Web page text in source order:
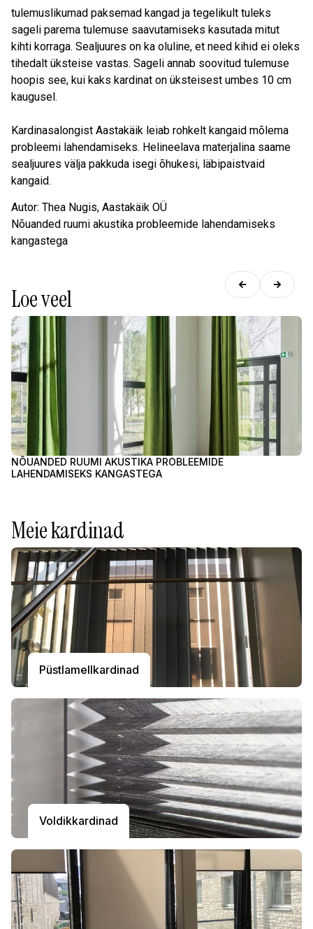
tulemuslikumad paksemad kangad ja tegelikult tuleks
sageli parema tulemuse saavutamiseks kasutada mitut
kihti korraga. Sealjuures on ka oluline, et need kihid ei oleks
tihedalt üksteise vastas. Sageli annab soovitud tulemuse
hoopis see, kui kaks kardinat on üksteisest umbes 10 cm
kaugusel.
Kardinasalongist Aastakäik leiab rohkelt kangaid mõlema
probleemi lahendamiseks. Helineelava materjalina saame
sealjuures välja pakkuda isegi õhukesi, läbipaistvaid
kangaid.
Autor: Thea Nugis, Aastakäik OÜ
Nõuanded ruumi akustika probleemide lahendamiseks
kangastega
Loe veel
NÕUANDED RUUMI AKUSTIKA PROBLEEMIDE
LAHENDAMISEKS KANGASTEGA
Meie kardinad
Püstlamellkardinad
Voldikkardinad